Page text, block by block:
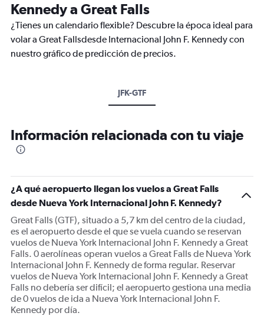
Kennedy a Great Falls
¿Tienes un calendario flexible? Descubre la época ideal para
volar a Great Fallsdesde Internacional John F. Kennedy con
nuestro gráfico de predicción de precios.
JFK-GTF
Información relacionada con tu viaje
¿A qué aeropuerto llegan los vuelos a Great Falls
desde Nueva York Internacional John F. Kennedy?
Great Falls (GTF), situado a 5,7 km del centro de la ciudad,
es el aeropuerto desde el que se vuela cuando se reservan
vuelos de Nueva York Internacional John F. Kennedy a Great
Falls. 0 aerolíneas operan vuelos a Great Falls de Nueva York
Internacional John F. Kennedy de forma regular. Reservar
vuelos de Nueva York Internacional John F. Kennedy a Great
Falls no debería ser difícil; el aeropuerto gestiona una media
de 0 vuelos de ida a Nueva York Internacional John F.
Kennedy por día.